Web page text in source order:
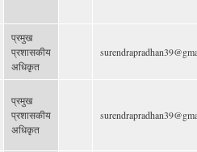
प्रमुख
प्रशासकीय
अधिकृत
प्रमुख
प्रशासकीय
अधिकृत